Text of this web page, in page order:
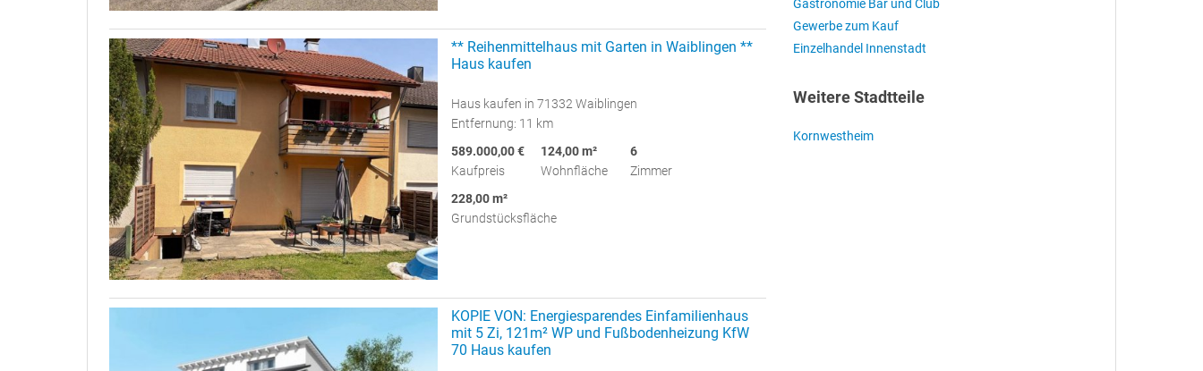
** Reihenmittelhaus mit Garten in Waiblingen **
Haus kaufen
Haus kaufen in 71332 Waiblingen
Entfernung: 11 km
589.000,00 €
Kaufpreis
124,00 m²
Wohnfläche
6
Zimmer
228,00 m²
Grundstücksfläche
KOPIE VON: Energiesparendes Einfamilienhaus
mit 5 Zi, 121m² WP und Fußbodenheizung KfW
70 Haus kaufen
Gastronomie Bar und Club
Gewerbe zum Kauf
Einzelhandel Innenstadt
Weitere Stadtteile
Kornwestheim